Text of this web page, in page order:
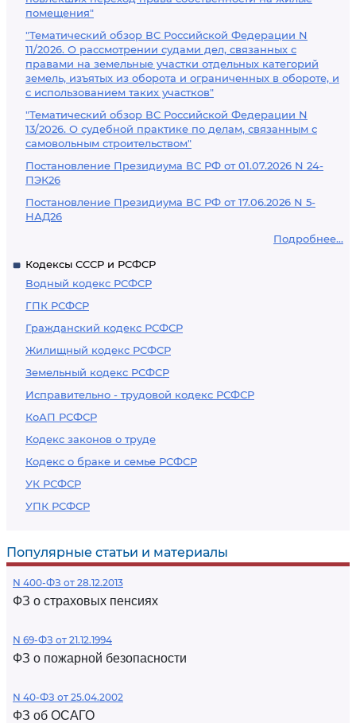
помещения"
"Тематический обзор ВС Российской Федерации N
11/2026. О рассмотрении судами дел, связанных с
правами на земельные участки отдельных категорий
земель, изъятых из оборота и ограниченных в обороте, и
с использованием таких участков"
"Тематический обзор ВС Российской Федерации N
13/2026. О судебной практике по делам, связанным с
самовольным строительством"
Постановление Президиума ВС РФ от 01.07.2026 N 24-
ПЭК26
Постановление Президиума ВС РФ от 17.06.2026 N 5-
НАД26
Подробнее...
Кодексы СССР и РСФСР
Водный кодекс РСФСР
ГПК РСФСР
Гражданский кодекс РСФСР
Жилищный кодекс РСФСР
Земельный кодекс РСФСР
Исправительно - трудовой кодекс РСФСР
КоАП РСФСР
Кодекс законов о труде
Кодекс о браке и семье РСФСР
УК РСФСР
УПК РСФСР
Популярные статьи и материалы
N 400-ФЗ от 28.12.2013
ФЗ о страховых пенсиях
N 69-ФЗ от 21.12.1994
ФЗ о пожарной безопасности
N 40-ФЗ от 25.04.2002
ФЗ об ОСАГО